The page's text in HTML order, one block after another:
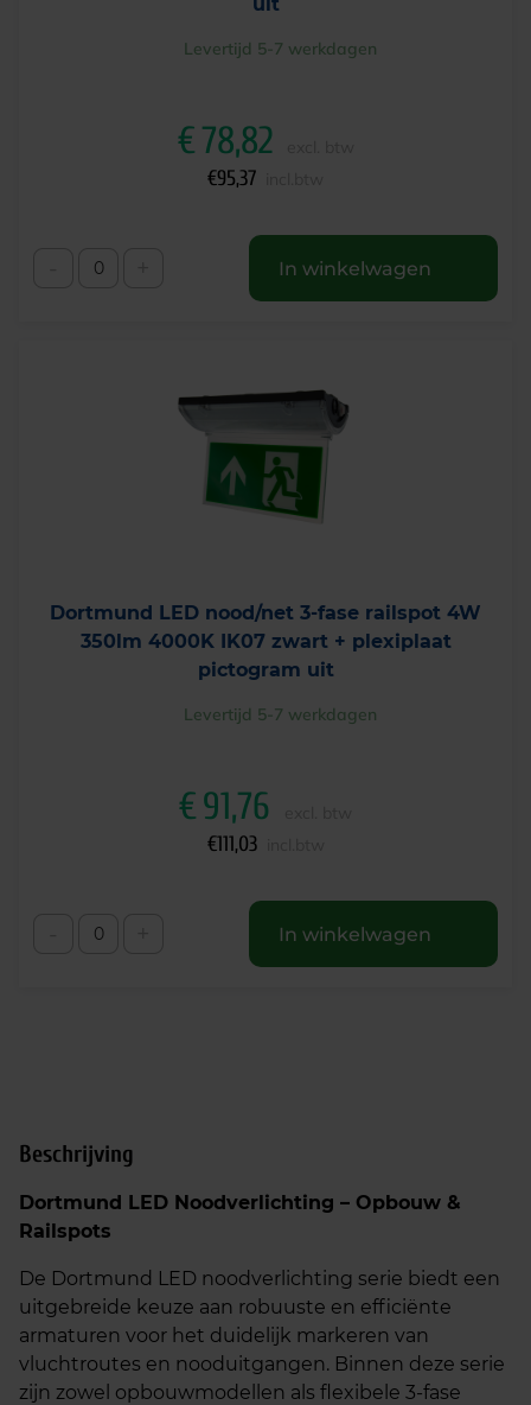
Levertijd 5-7 werkdagen
€78,82
€95,37
In winkelwagen
Dortmund LED nood/net 3-fase railspot 4W
350lm 4000K IK07 zwart + plexiplaat
pictogram uit
Levertijd 5-7 werkdagen
€91,76
€111,03
In winkelwagen
Beschrijving
Dortmund LED Noodverlichting – Opbouw &
Railspots
De Dortmund LED noodverlichting serie biedt een
uitgebreide keuze aan robuuste en efficiënte
armaturen voor het duidelijk markeren van
vluchtroutes en nooduitgangen. Binnen deze serie
zijn zowel opbouwmodellen als flexibele 3-fase